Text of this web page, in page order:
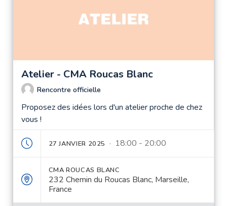
Atelier - CMA Roucas Blanc
Rencontre officielle
Proposez des idées lors d'un atelier proche de chez
vous !
27 JANVIER 2025 · 18:00 - 20:00
CMA ROUCAS BLANC
232 Chemin du Roucas Blanc, Marseille,
France